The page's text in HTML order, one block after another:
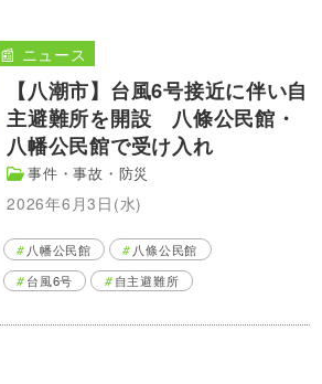
【八潮市】台風6号接近に伴い自
主避難所を開設 八條公民館・
八幡公民館で受け入れ
事件・事故・防災
2026年6月3日(水)
📰 ニュース
八幡公民館
八條公民館
台風6号
自主避難所